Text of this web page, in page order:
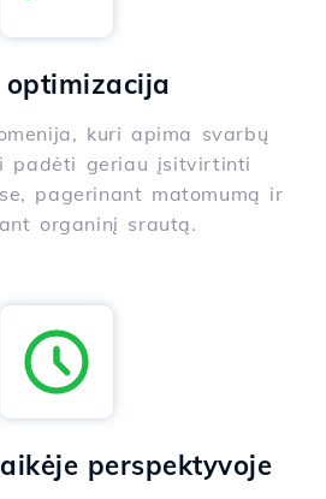
optimizacija
kuri apima svarbų
padėti geriau įsitvirtinti
pagerinant matomumą ir
organinį srautą.
perspektyvoje